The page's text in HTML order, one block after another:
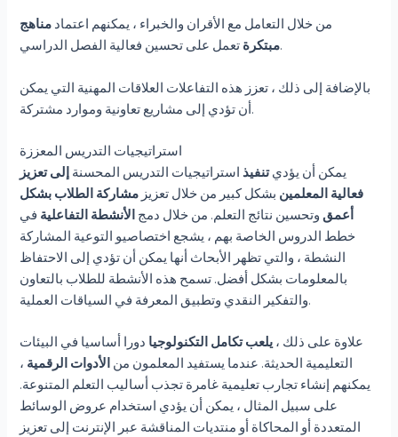
من خلال التعامل مع الأقران والخبراء ، يمكنهم اعتماد مناهج
مبتكرةتعمل على تحسين فعالية الفصل الدراسي.
بالإضافة إلى ذلك ، تعزز هذه التفاعلات العلاقات المهنية التي يمكن
أن تؤدي إلى مشاريع تعاونية وموارد مشتركة.
استراتيجيات التدريس المعززة
يمكن أن يؤديتنفيذ استراتيجيات التدريس المحسنة إلى تعزيز
فعالية المعلمين بشكل كبير من خلال تعزيز مشاركة الطلاب بشكل
أعمقوتحسين نتائج التعلم. من خلال دمج الأنشطة التفاعلية في
خطط الدروس الخاصة بهم ، يشجع اختصاصيو التوعية المشاركة
النشطة ، والتي تظهر الأبحاث أنها يمكن أن تؤدي إلى الاحتفاظ
بالمعلومات بشكل أفضل. تسمح هذه الأنشطة للطلاب بالتعاون
والتفكير النقدي وتطبيق المعرفة في السياقات العملية.
علاوة على ذلك ، يلعب تكامل التكنولوجيا دورا أساسيا في البيئات
التعليمية الحديثة. عندما يستفيد المعلمون من الأدوات الرقمية ،
يمكنهم إنشاء تجارب تعليمية غامرة تجذب أساليب التعلم المتنوعة.
على سبيل المثال ، يمكن أن يؤدي استخدام عروض الوسائط
المتعددة أو المحاكاة أو منتديات المناقشة عبر الإنترنت إلى تعزيز